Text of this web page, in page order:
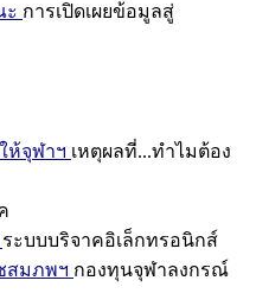
ะ การเปิดเผยข้อมูลสู่
ห้จุฬาฯ เหตุผลที่...ทำไมต้อง
ระบบบริจาคอิเล็กทรอนิกส์
สมภพฯ กองทุนจุฬาลงกรณ์